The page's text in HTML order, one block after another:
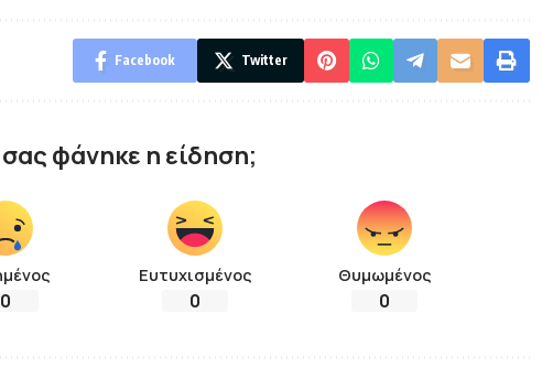
Facebook Twitter
φάνηκε η είδηση;
0
Ευτυχισμένος
0
Θυμωμένος
0